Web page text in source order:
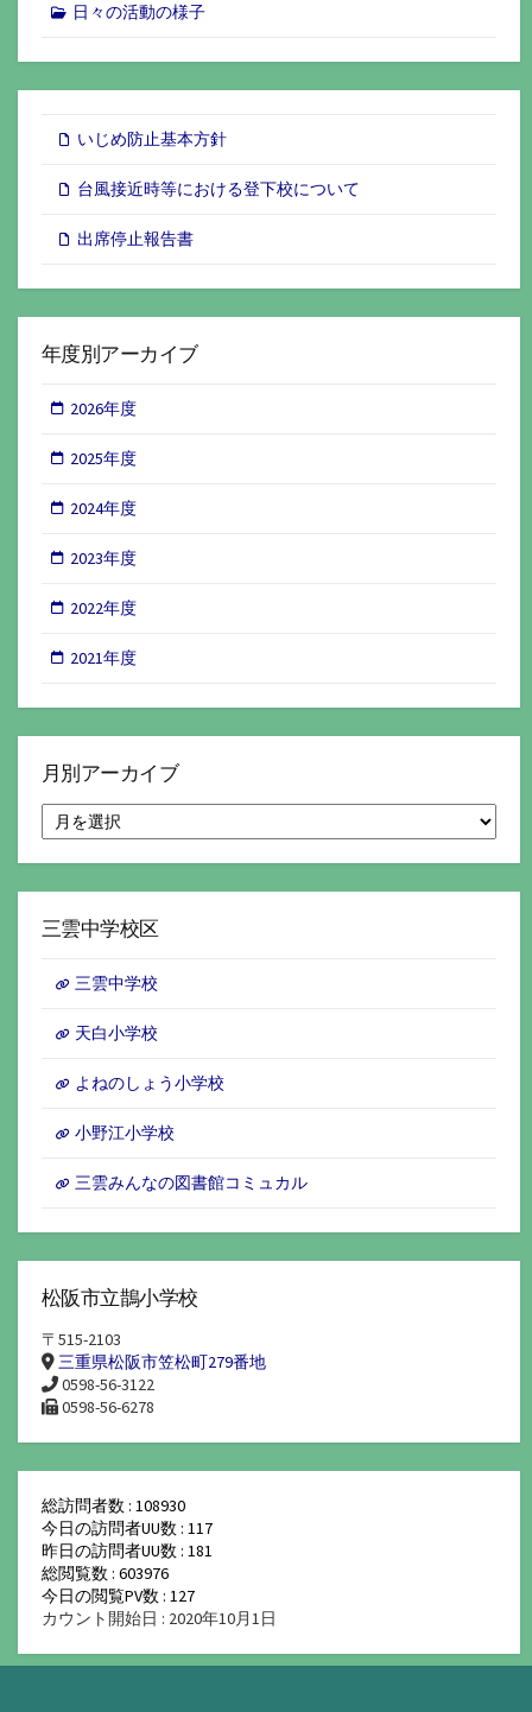
日々の活動の様子
いじめ防止基本方針
台風接近時等における登下校について
出席停止報告書
年度別アーカイブ
2026年度
2025年度
2024年度
2023年度
2022年度
2021年度
月別アーカイブ
別
ア
イ
三雲中学校区
三雲中学校
天白小学校
よねのしょう小学校
小野江小学校
三雲みんなの図書館コミュカル
松阪市立鵲小学校
〒515-2103
三重県松阪市笠松町279番地
0598-56-3122
0598-56-6278
総訪問者数 : 108930
今日の訪問者UU数 : 117
昨日の訪問者UU数 : 181
総閲覧数 : 603976
今日の閲覧PV数 : 127
カウント開始日 : 2020年10月1日